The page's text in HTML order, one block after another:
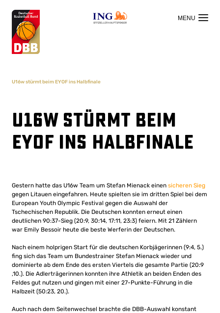
OFFIZIELLER HAUPTSPONSOR
U16w stürmt beim EYOF ins Halbfinale
U16w stürmt beim
EYOF ins Halbfinale
Gestern hatte das U16w Team um Stefan Mienack einen sicheren Sieg
gegen Litauen eingefahren. Heute spielten sie im dritten Spiel bei dem
European Youth Olympic Festival gegen die Auswahl der
Tschechischen Republik. Die Deutschen konnten erneut einen
deutlichen 90:37-Sieg (20:9, 30:14, 17:11, 23:3) feiern. Mit 21 Zählern
war Emily Bessoir heute die beste Werferin der Deutschen.
Nach einem holprigen Start für die deutschen Korbjägerinnen (9:4, 5.)
fing sich das Team um Bundestrainer Stefan Mienack wieder und
dominierte ab dem Ende des ersten Viertels die gesamte Partie (20:9
,10.). Die Adlerträgerinnen konnten ihre Athletik an beiden Enden des
Feldes gut nutzen und gingen mit einer 27-Punkte-Führung in die
Halbzeit (50:23, 20.).
Auch nach dem Seitenwechsel brachte die DBB-Auswahl konstant